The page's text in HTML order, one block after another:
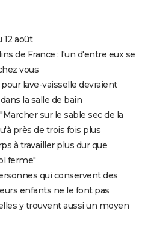
12 août
de France : l'un d'entre eux se
vous
lave-vaisselle devraient
la salle de bain
sur le sable sec de la
près de trois fois plus
à travailler plus dur que
ferme"
qui conservent des
enfants ne le font pas
y trouvent aussi un moyen